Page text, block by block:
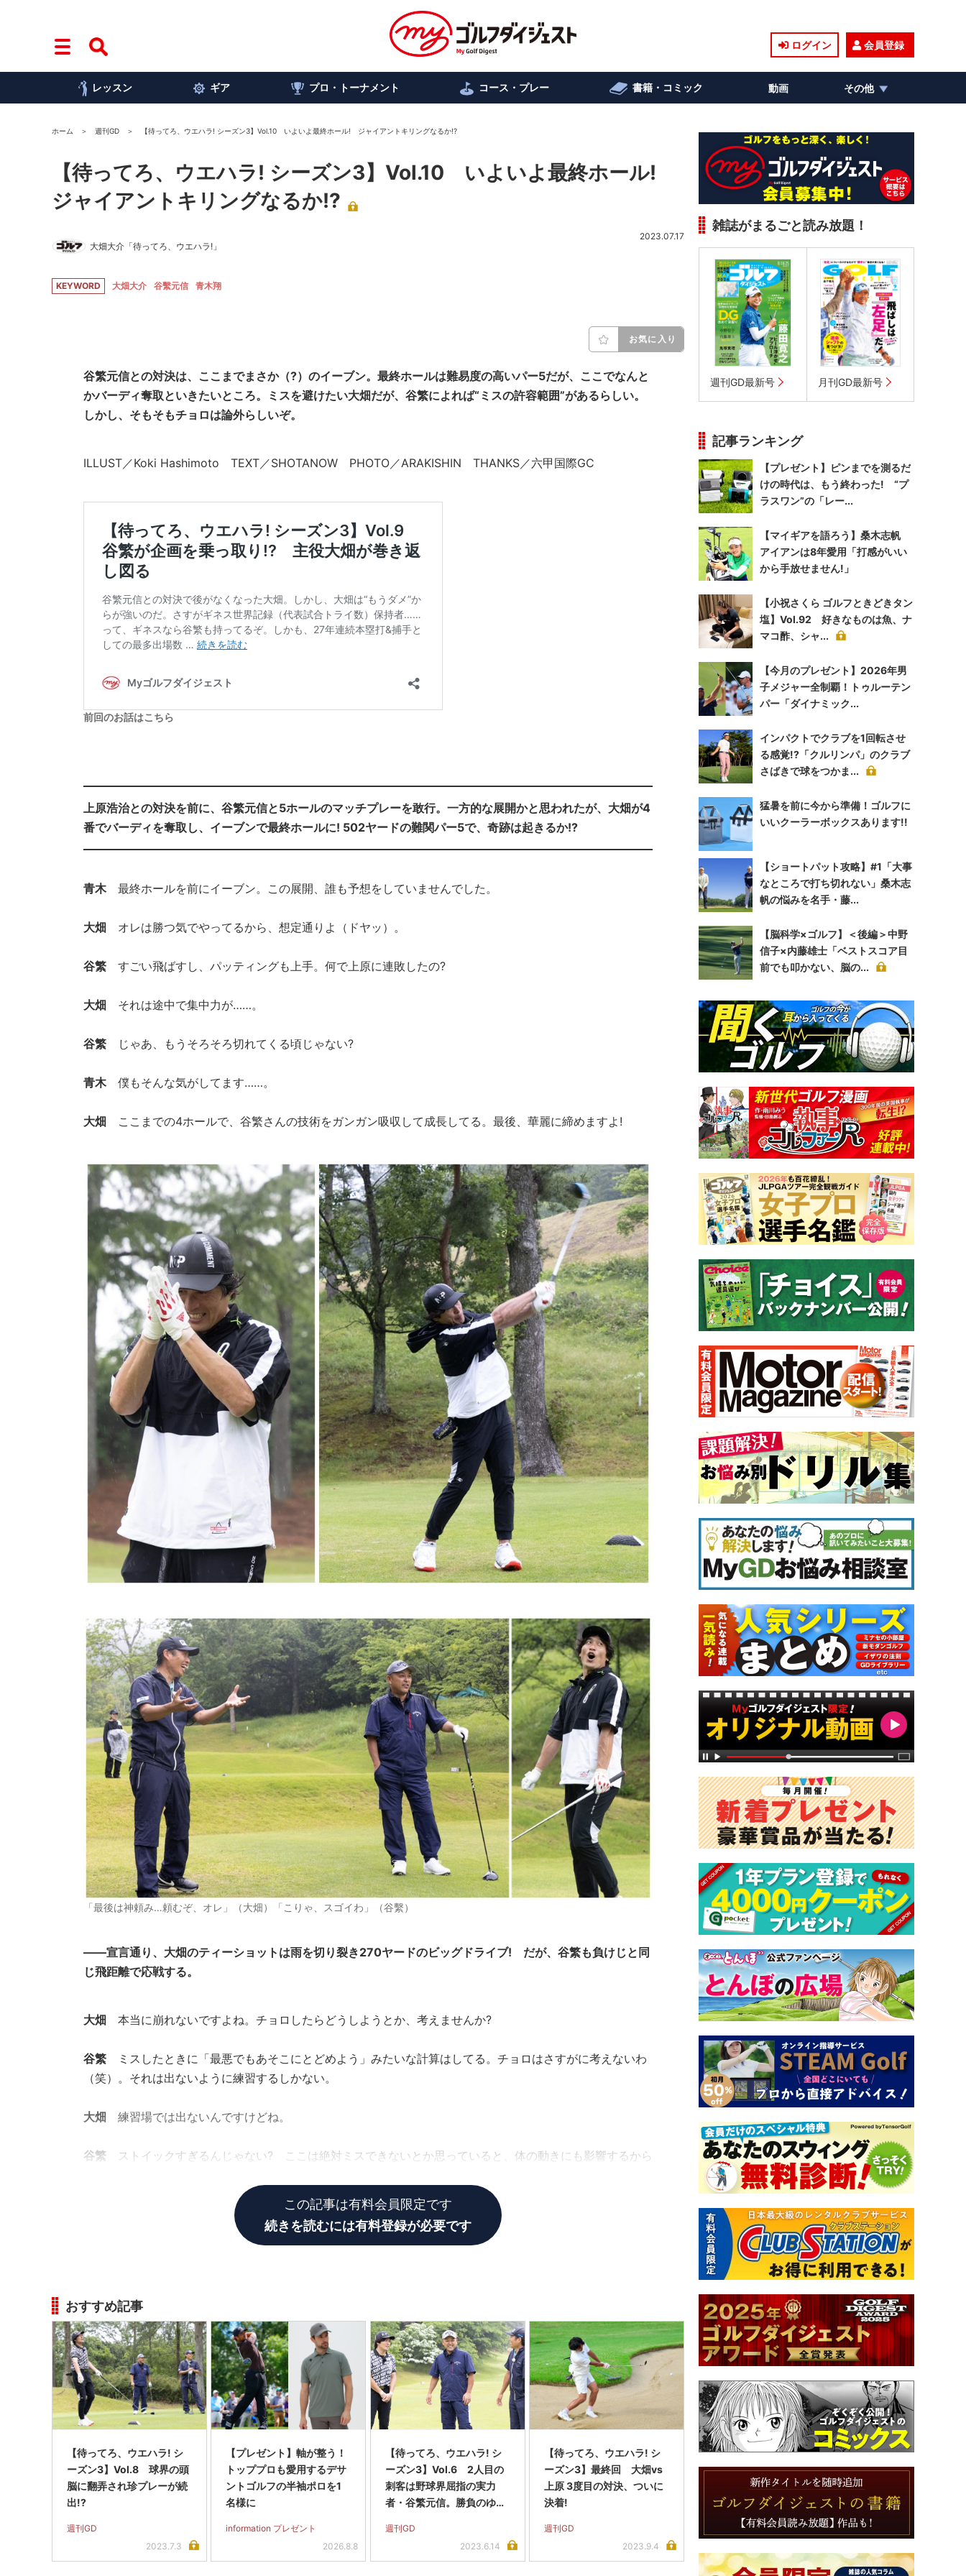
ログイン 会員登録
レッスン ギア プロ・トーナメント コース・プレー 書籍・コミック 動画 その他
ホーム 週刊GD 【待ってろ、ウエハラ! シーズン3】Vol.10 いよいよ最終ホール! ジャイアントキリングなるか!?
【待ってろ、ウエハラ! シーズン3】Vol.10 いよいよ最終ホール!
ジャイアントキリングなるか!?
大畑大介「待ってろ、ウエハラ!」
2023.07.17
KEYWORD 大畑大介 谷繫元信 青木翔
お気に入り
谷繁元信との対決は、ここまでまさか（?）のイーブン。最終ホールは難易度の高いパー5だが、ここでなんと
かバーディ奪取といきたいところ。ミスを避けたい大畑だが、谷繁によれば“ミスの許容範囲”があるらしい。
しかし、そもそもチョロは論外らしいぞ。
ILLUST／Koki Hashimoto TEXT／SHOTANOW PHOTO／ARAKISHIN THANKS／六甲国際GC
前回のお話はこちら
上原浩治との対決を前に、谷繁元信と5ホールのマッチプレーを敢行。一方的な展開かと思われたが、大畑が4
番でバーディを奪取し、イーブンで最終ホールに! 502ヤードの難関パー5で、奇跡は起きるか!?
青木最終ホールを前にイーブン。この展開、誰も予想をしていませんでした。
大畑 オレは勝つ気でやってるから、想定通りよ（ドヤッ）。
谷繁 すごい飛ばすし、パッティングも上手。何で上原に連敗したの?
大畑 それは途中で集中力が……。
谷繁 じゃあ、もうそろそろ切れてくる頃じゃない?
青木僕もそんな気がしてます……。
大畑 ここまでの4ホールで、谷繁さんの技術をガンガン吸収して成長してる。最後、華麗に締めますよ!
「最後は神頼み…頼むぞ、オレ」（大畑）「こりゃ、スゴイわ」（谷繫）
――宣言通り、大畑のティーショットは雨を切り裂き270ヤードのビッグドライブ! だが、谷繁も負けじと同
じ飛距離で応戦する。
大畑 本当に崩れないですよね。チョロしたらどうしようとか、考えませんか?
谷繁 ミスしたときに「最悪でもあそこにとどめよう」みたいな計算はしてる。チョロはさすがに考えないわ
（笑）。それは出ないように練習するしかない。
大畑 練習場では出ないんですけどね。
谷繁 ストイックすぎるんじゃない? ここは絶対ミスできないとか思っていると、体の動きにも影響するから
この記事は有料会員限定です
続きを読むには有料登録が必要です
おすすめ記事
【待ってろ、ウエハラ! シ
ーズン3】Vol.8 球界の頭
脳に翻弄され珍プレーが続
出!?
週刊GD
2023.7.3
【プレゼント】軸が整う！
トッププロも愛用するデサ
ントゴルフの半袖ポロを1
名様に
information プレゼント
2026.8.8
【待ってろ、ウエハラ! シ
ーズン3】Vol.6 2人目の
刺客は野球界屈指の実力
者・谷繁元信。勝負のゆく
週刊GD
2023.6.14
【待ってろ、ウエハラ! シ
ーズン3】最終回 大畑vs
上原 3度目の対決、ついに
決着!
週刊GD
2023.9.4
雑誌がまるごと読み放題！
週刊GD最新号 月刊GD最新号
記事ランキング
【プレゼント】ピンまでを測るだ
けの時代は、もう終わった! “プ
ラスワン”の「レー...
【マイギアを語ろう】桑木志帆
アイアンは8年愛用「打感がいい
から手放せません!」
【小祝さくら ゴルフときどきタン
塩】Vol.92 好きなものは魚、ナ
マコ酢、シャ...
【今月のプレゼント】2026年男
子メジャー全制覇！トゥルーテン
パー「ダイナミック...
インパクトでクラブを1回転させ
る感覚!?「クルリンパ」のクラブ
さばきで球をつかま...
猛暑を前に今から準備！ゴルフに
いいクーラーボックスあります!!
【ショートパット攻略】#1「大事
なところで打ち切れない」桑木志
帆の悩みを名手・藤...
【脳科学×ゴルフ】＜後編＞中野
信子×内藤雄士「ベストスコア目
前でも叩かない、脳の...